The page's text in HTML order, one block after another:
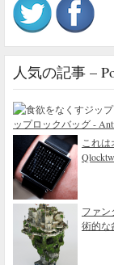
人気の記事 –
ップロックバッグ -
これ
ファン
術的な